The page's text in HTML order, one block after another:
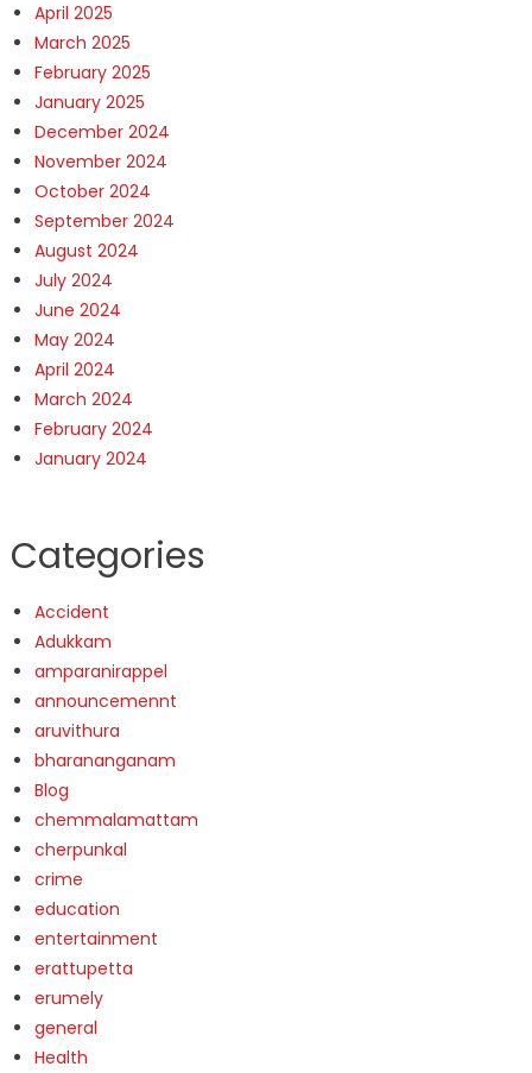
April 2025
March 2025
February 2025
January 2025
December 2024
November 2024
October 2024
September 2024
August 2024
July 2024
June 2024
May 2024
April 2024
March 2024
February 2024
January 2024
Categories
Accident
Adukkam
amparanirappel
announcemennt
aruvithura
bharananganam
Blog
chemmalamattam
cherpunkal
crime
education
entertainment
erattupetta
erumely
general
Health